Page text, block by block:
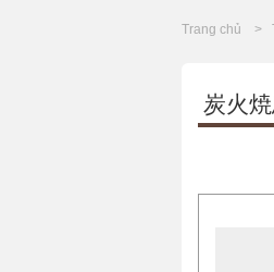
Trang chủ
炭火